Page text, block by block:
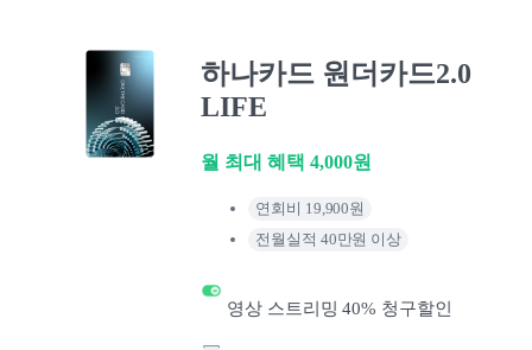
하나카드 원더카드2.0
LIFE
월 최대 혜택 4,000원
연회비 19,900원
전월실적 40만원 이상
영상 스트리밍 40% 청구할인